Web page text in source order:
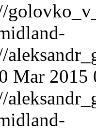
Mar 2015